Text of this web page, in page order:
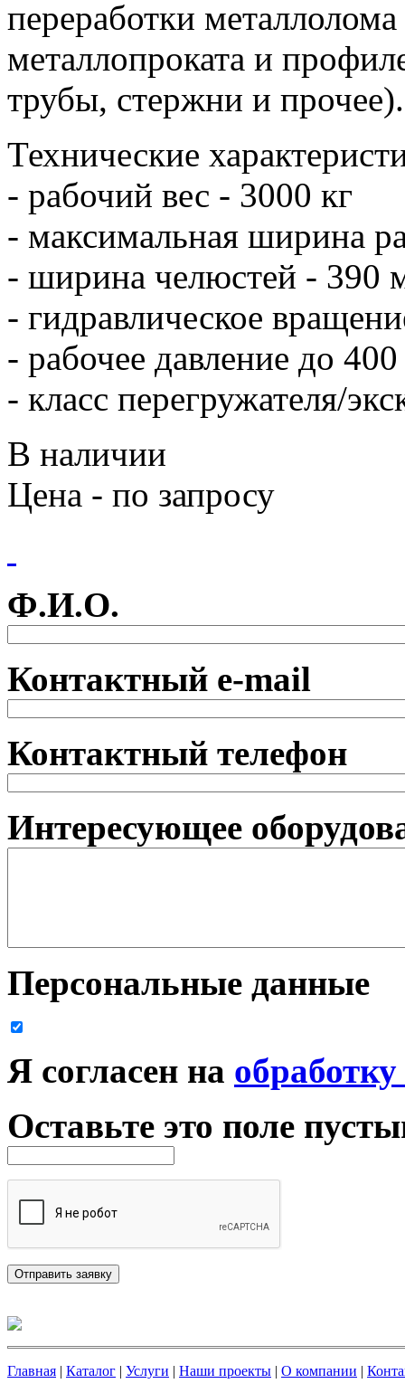
переработки
металлопроката и
трубы, стержни и прочее).
Технические
- рабочий вес - 3000 кг
- максимальная ширина
- ширина челюстей - 390
- гидравлическое
- рабочее давление до
- класс перегружателя/
В наличии
Цена - по запросу
Ф.И.О.
Контактный e-mail
Контактный телефон
Интересующее
Персональные данные
Я согласен на
Оставьте это поле
Главная | Каталог | Услуги | Наши проекты | О компании |